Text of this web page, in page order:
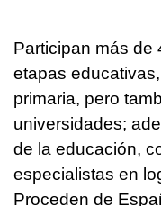
Participan más de
etapas
primaria, pero
universidades;
de la educación,
especialistas en
Proceden de